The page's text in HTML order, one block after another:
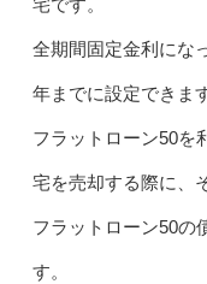
宅です。
全期間固定金利にな
年までに設定できます
フラットローン50を
宅を売却する際に、
フラットローン50の
す。